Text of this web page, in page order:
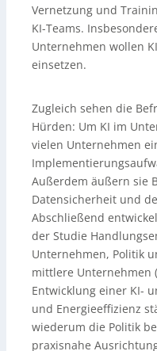
Vernetzung und
KI-Teams.
Unternehmen wollen
einsetzen.
Zugleich sehen die
Hürden: Um KI im
vielen Unternehmen
Außerdem äußern sie
Datensicherheit und
Abschließend
der Studie
Unternehmen, Politik
mittlere Unternehmen
Entwicklung einer KI-
und Energieeffizienz
wiederum die Politik
praxisnahe